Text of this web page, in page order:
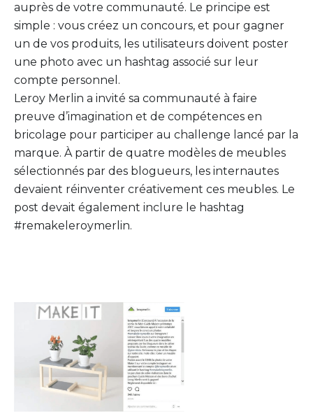
auprès de votre communauté. Le principe est
simple : vous créez un concours, et pour gagner
un de vos produits, les utilisateurs doivent poster
une photo avec un hashtag associé sur leur
compte personnel.
Leroy Merlin a invité sa communauté à faire
preuve d’imagination et de compétences en
bricolage pour participer au challenge lancé par la
marque. À partir de quatre modèles de meubles
sélectionnés par des blogueurs, les internautes
devaient réinventer créativement ces meubles. Le
post devait également inclure le hashtag
#remakeleroymerlin.